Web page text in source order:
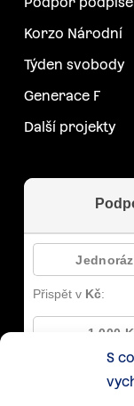
S
Korzo Národní
Týden svobody
Generace F
Další projekty